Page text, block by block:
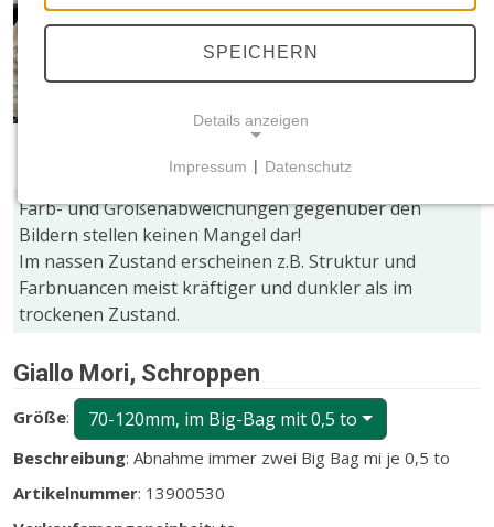
Farb- und Größenabweichungen gegenüber den
Bildern stellen keinen Mangel dar!
Im nassen Zustand erscheinen z.B. Struktur und
Farbnuancen meist kräftiger und dunkler als im
trockenen Zustand.
Giallo Mori, Schroppen
Größe: 70-120mm, im Big-Bag mit 0,5 to
Beschreibung: Abnahme immer zwei Big Bag mi je 0,5 to
Artikelnummer: 13900530
SPEICHERN
Details anzeigen
Notwendige Cookies ermöglichen grundlegende
Funktionen und sind für die einwandfreie Funktion
der Website erforderlich.
CMS (Content Management System)
fe_typo_user
Zweck:
Anwenders gesetzt. Es bietet dem Anwender
Impressum | Datenschutz